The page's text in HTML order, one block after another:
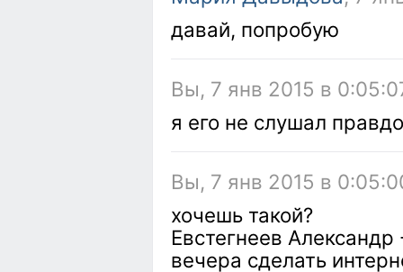
давай, попробую
Вы, 7 янв 2015 в
я его не слушал правдо
Вы, 7 янв 2015 в
хочешь такой?
Евстегнеев
вечера сделать